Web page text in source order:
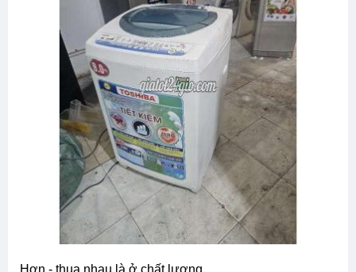
hơn - thua nhau là ở chất lượng.